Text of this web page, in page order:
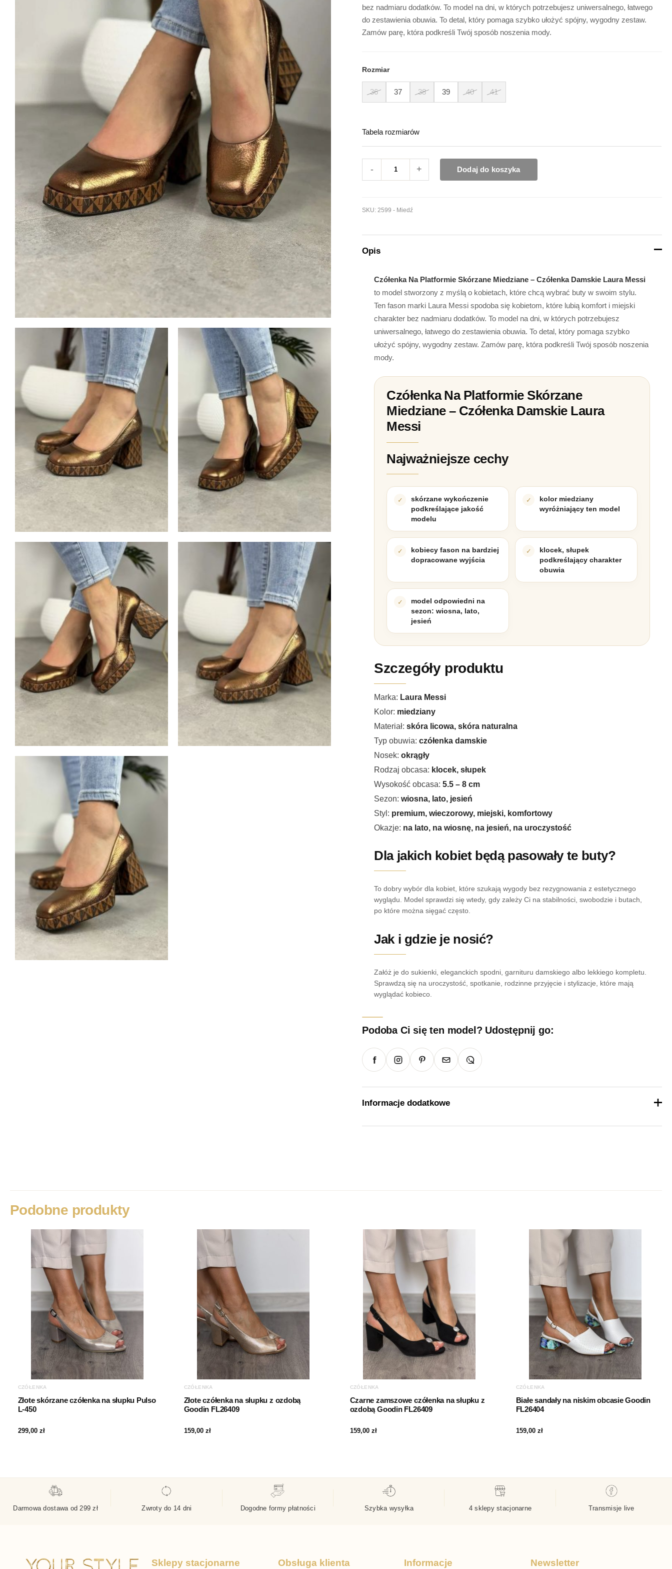
bez nadmiaru dodatków. To model na dni, w których potrzebujesz uniwersalnego, łatwego
do zestawienia obuwia. To detal, który pomaga szybko ułożyć spójny, wygodny zestaw.
Zamów parę, która podkreśli Twój sposób noszenia mody.
Rozmiar
36 37 38 39 40 41
Tabela rozmiarów
-
Messi
+ Dodaj do koszyka
SKU:2599 - Miedź
Opis
Czółenka Na Platformie Skórzane Miedziane – Czółenka Damskie Laura Messi
to model stworzony z myślą o kobietach, które chcą wybrać buty w swoim stylu.
Ten fason marki Laura Messi spodoba się kobietom, które lubią komfort i miejski
charakter bez nadmiaru dodatków. To model na dni, w których potrzebujesz
uniwersalnego, łatwego do zestawienia obuwia. To detal, który pomaga szybko
ułożyć spójny, wygodny zestaw. Zamów parę, która podkreśli Twój sposób noszenia
mody.
Czółenka Na Platformie Skórzane
Miedziane – Czółenka Damskie Laura
Messi
Najważniejsze cechy
skórzane wykończenie
podkreślające jakość
modelu
kolor miedziany
wyróżniający ten model
kobiecy fason na bardziej
dopracowane wyjścia
klocek, słupek
podkreślający charakter
obuwia
model odpowiedni na
sezon: wiosna, lato,
jesień
Szczegóły produktu
Marka: Laura Messi
Kolor: miedziany
Materiał:skóra licowa, skóra naturalna
Typ obuwia:czółenka damskie
Nosek:okrągły
Rodzaj obcasa: klocek, słupek
Wysokość obcasa:5.5 – 8 cm
Sezon:wiosna, lato, jesień
Styl: premium, wieczorowy, miejski, komfortowy
Okazje: na lato, na wiosnę, na jesień, na uroczystość
Dla jakich kobiet będą pasowały te buty?
To dobry wybór dla kobiet, które szukają wygody bez rezygnowania z estetycznego
wyglądu. Model sprawdzi się wtedy, gdy zależy Ci na stabilności, swobodzie i butach,
po które można sięgać często.
Jak i gdzie je nosić?
Załóż je do sukienki, eleganckich spodni, garnituru damskiego albo lekkiego kompletu.
Sprawdzą się na uroczystość, spotkanie, rodzinne przyjęcie i stylizacje, które mają
wyglądać kobieco.
Podoba Ci się ten model? Udostępnij go:
Informacje dodatkowe
Rodzaj obcasa
Wysokość obcasa
Podobne produkty
CZÓŁENKA
Złote skórzane czółenka na słupku Pulso
L-450
299,00 zł
CZÓŁENKA
Złote czółenka na słupku z ozdobą
Goodin FL26409
159,00 zł
CZÓŁENKA
Czarne zamszowe czółenka na słupku z
ozdobą Goodin FL26409
159,00 zł
CZÓŁENKA
Białe sandały na niskim obcasie Goodin
FL26404
159,00 zł
Darmowa dostawa od 299 zł Zwroty do 14 dni Dogodne formy płatności Szybka wysyłka 4 sklepy stacjonarne Transmisje live
Sklepy stacjonarne Obsługa klienta Informacje Newsletter